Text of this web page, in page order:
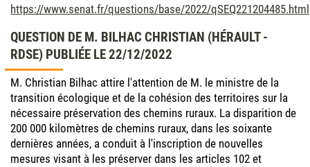
https://www.senat.fr/questions/base/2022/qSEQ221204485.html
QUESTION DE M. BILHAC CHRISTIAN (HÉRAULT -
RDSE) PUBLIÉE LE 22/12/2022
M. Christian Bilhac attire l'attention de M. le ministre de la
transition écologique et de la cohésion des territoires sur la
nécessaire préservation des chemins ruraux. La disparition de
200 000 kilomètres de chemins ruraux, dans les soixante
dernières années, a conduit à l'inscription de nouvelles
mesures visant à les préserver dans les articles 102 et